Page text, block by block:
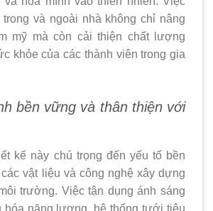
trong và ngoài nhà không chỉ nâng
mỹ mà còn cải thiện chất lượng
khỏe của các thành viên trong gia
bền vững và thân thiện với
kế này chú trọng đến yếu tố bền
vật liệu và công nghệ xây dựng
trường. Việc tận dụng ánh sáng
hóa năng lượng, hệ thống tưới tiêu